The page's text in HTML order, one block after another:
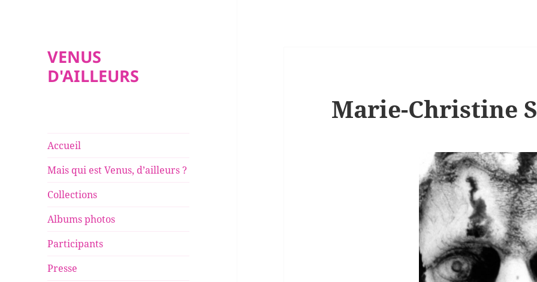
VENUS
D'AILLEURS
Accueil
Mais qui est Venus, d’ailleurs ?
Collections
Albums photos
Participants
Presse
Marie-Christine